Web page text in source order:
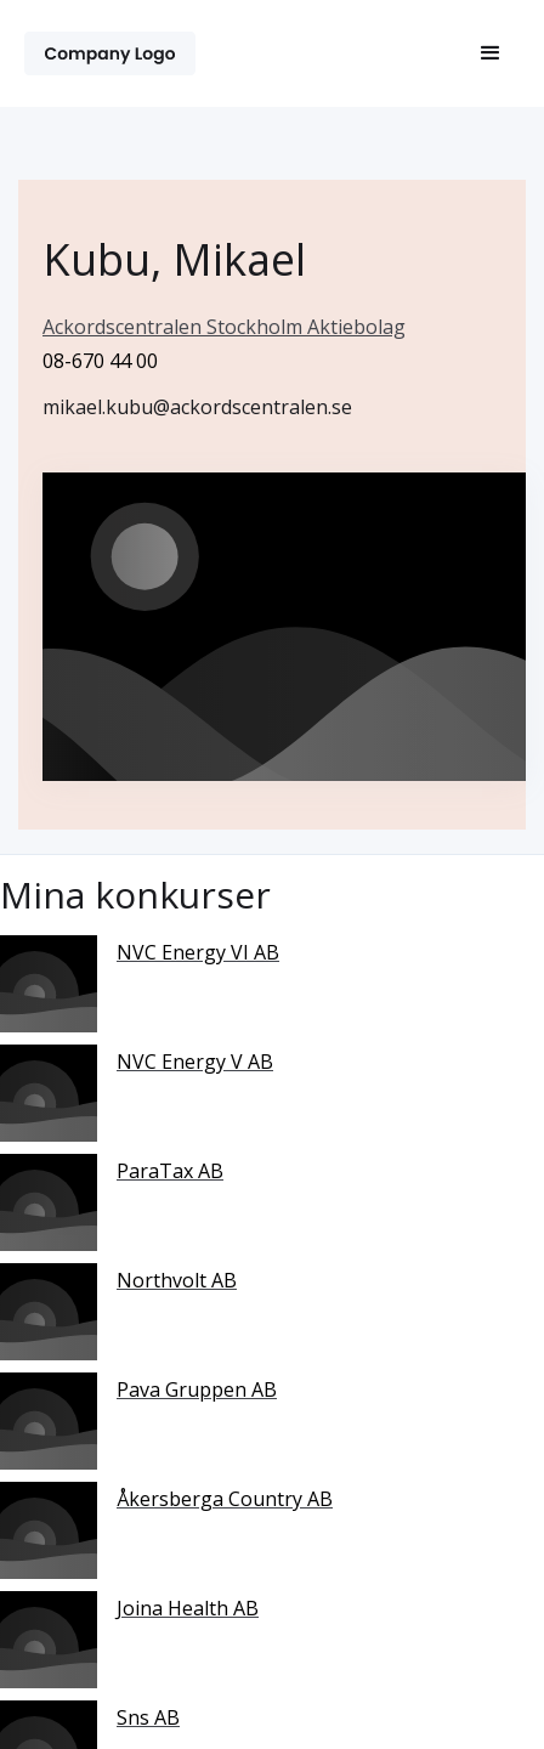
Kubu, Mikael
Ackordscentralen Stockholm Aktiebolag
08-670 44 00
mikael.kubu@ackordscentralen.se
Mina konkurser
NVC Energy VI AB
NVC Energy V AB
ParaTax AB
Northvolt AB
Pava Gruppen AB
Åkersberga Country AB
Joina Health AB
Sns AB